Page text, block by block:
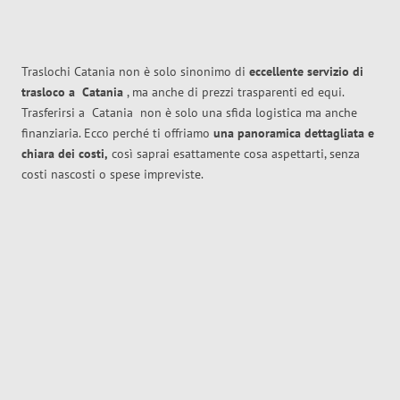
Traslochi Catania non è solo sinonimo di eccellente servizio di
trasloco a Catania , ma anche di prezzi trasparenti ed equi.
Trasferirsi a Catania non è solo una sfida logistica ma anche
finanziaria. Ecco perché ti offriamo una panoramica dettagliata e
chiara dei costi, così saprai esattamente cosa aspettarti, senza
costi nascosti o spese impreviste.